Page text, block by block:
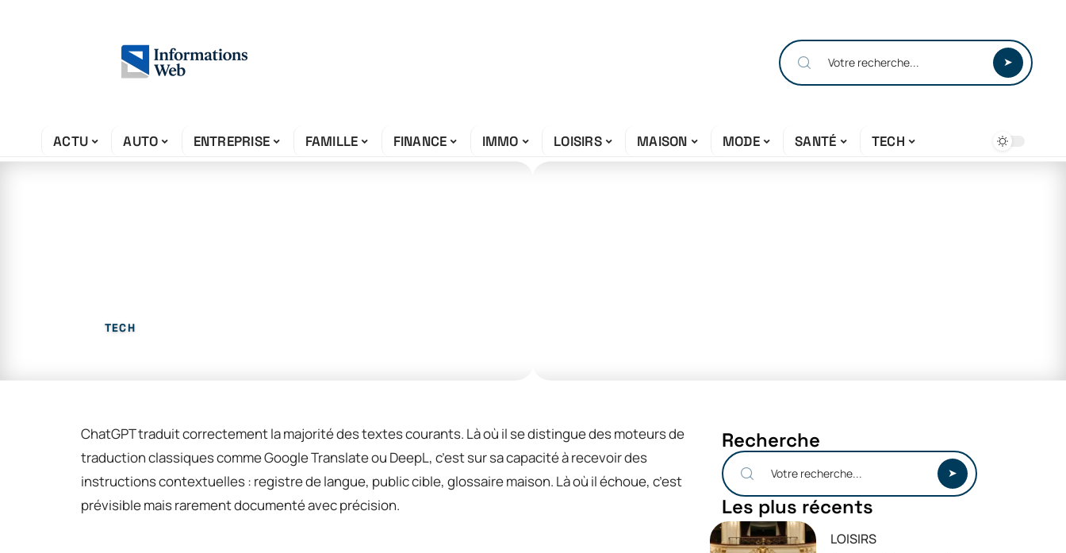
ACTU AUTO ENTREPRISE FAMILLE FINANCE IMMO LOISIRS MAISON MODE SANTÉ TECH
TECH
ChatGPT traduit correctement la majorité des textes courants. Là où il se distingue des moteurs de
traduction classiques comme Google Translate ou DeepL, c’est sur sa capacité à recevoir des
instructions contextuelles : registre de langue, public cible, glossaire maison. Là où il échoue, c’est
prévisible mais rarement documenté avec précision.
Recherche
Les plus récents
LOISIRS